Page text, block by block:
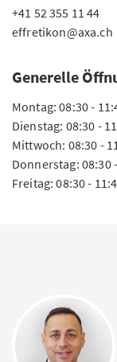
+41 52 355 11 44
effretikon@axa.ch
Generelle
Montag: 08:30 -
Dienstag: 08:30 -
Mittwoch: 08:30 -
Donnerstag: 08:30
Freitag: 08:30 -